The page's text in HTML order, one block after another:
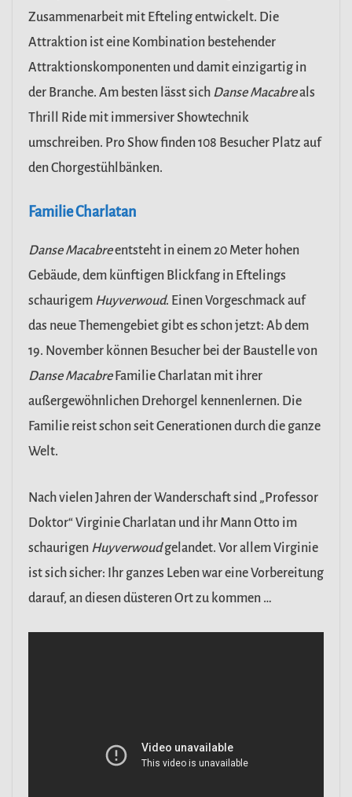
Zusammenarbeit mit Efteling entwickelt. Die
Attraktion ist eine Kombination bestehender
Attraktionskomponenten und damit einzigartig in
der Branche. Am besten lässt sich Danse Macabreals
Thrill Ride mit immersiver Showtechnik
umschreiben. Pro Show finden 108 Besucher Platz auf
den Chorgestühlbänken.
Familie Charlatan
Danse Macabreentsteht in einem 20 Meter hohen
Gebäude, dem künftigen Blickfang in Eftelings
schaurigem Huyverwoud. Einen Vorgeschmack auf
das neue Themengebiet gibt es schon jetzt: Ab dem
19. November können Besucher bei der Baustelle von
Danse MacabreFamilie Charlatan mit ihrer
außergewöhnlichen Drehorgel kennenlernen. Die
Familie reist schon seit Generationen durch die ganze
Welt.
Nach vielen Jahren der Wanderschaft sind „Professor
Doktor“ Virginie Charlatan und ihr Mann Otto im
schaurigen Huyverwoudgelandet. Vor allem Virginie
ist sich sicher: Ihr ganzes Leben war eine Vorbereitung
darauf, an diesen düsteren Ort zu kommen …